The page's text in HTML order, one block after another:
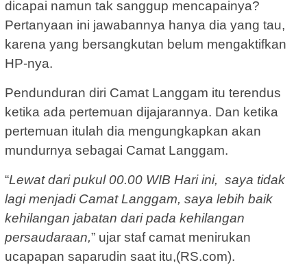
dicapai namun tak sanggup mencapainya?
Pertanyaan ini jawabannya hanya dia yang tau,
karena yang bersangkutan belum mengaktifkan
HP-nya.
Pendunduran diri Camat Langgam itu terendus
ketika ada pertemuan dijajarannya. Dan ketika
pertemuan itulah dia mengungkapkan akan
mundurnya sebagai Camat Langgam.
“Lewat dari pukul 00.00 WIB Hari ini, saya tidak
lagi menjadi Camat Langgam, saya lebih baik
kehilangan jabatan dari pada kehilangan
persaudaraan,” ujar staf camat menirukan
ucapapan saparudin saat itu,(RS.com).